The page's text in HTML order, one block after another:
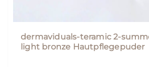
dermaviduals-teramic 2-
light bronze Hautpflegepuder